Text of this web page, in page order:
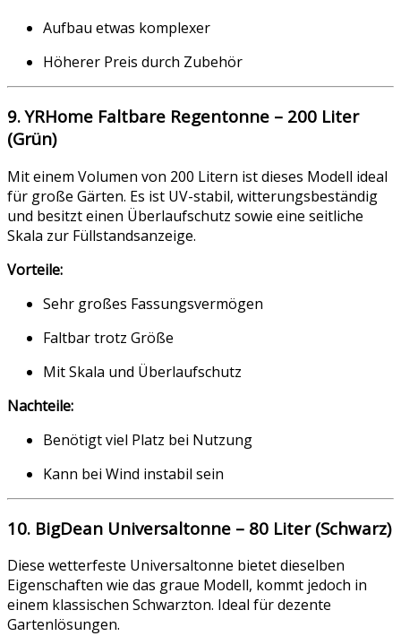
Aufbau etwas komplexer
Höherer Preis durch Zubehör
9. YRHome Faltbare Regentonne – 200 Liter
(Grün)
Mit einem Volumen von 200 Litern ist dieses Modell ideal
für große Gärten. Es ist UV-stabil, witterungsbeständig
und besitzt einen Überlaufschutz sowie eine seitliche
Skala zur Füllstandsanzeige.
Vorteile:
Sehr großes Fassungsvermögen
Faltbar trotz Größe
Mit Skala und Überlaufschutz
Nachteile:
Benötigt viel Platz bei Nutzung
Kann bei Wind instabil sein
10. BigDean Universaltonne – 80 Liter (Schwarz)
Diese wetterfeste Universaltonne bietet dieselben
Eigenschaften wie das graue Modell, kommt jedoch in
einem klassischen Schwarzton. Ideal für dezente
Gartenlösungen.